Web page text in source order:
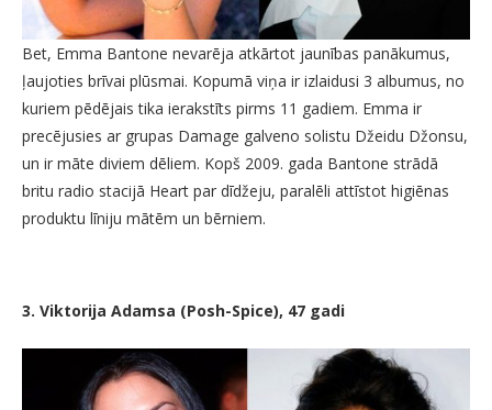
Bet, Emma Bantone nevarēja atkārtot jaunības panākumus,
ļaujoties brīvai plūsmai. Kopumā viņa ir izlaidusi 3 albumus, no
kuriem pēdējais tika ierakstīts pirms 11 gadiem. Emma ir
precējusies ar grupas Damage galveno solistu Džeidu Džonsu,
un ir māte diviem dēliem. Kopš 2009. gada Bantone strādā
britu radio stacijā Heart par dīdžeju, paralēli attīstot higiēnas
produktu līniju mātēm un bērniem.
3. Viktorija Adamsa (Posh-Spice), 47 gadi